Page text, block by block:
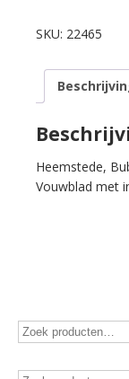
van.
een
dat
geen
en
at.
SKU: 22465
Heemstede,
Vouwblad met
Zoeken
naar: